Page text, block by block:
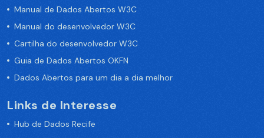
Manual de Dados Abertos W3C
Manual do desenvolvedor W3C
Cartilha do desenvolvedor W3C
Guia de Dados Abertos OKFN
Dados Abertos para um dia a dia melhor
Links de Interesse
Hub de Dados Recife